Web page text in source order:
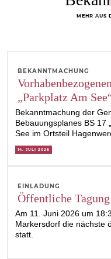
MEHR AUS
BEKANNTMACHUNG
„Parkplatz Am
Bekanntmachung der
Bebauungsplanes BS 17
See im Ortsteil
14. JULI 2026
EINLADUNG
Öffentliche
Am 11. Juni 2026 um
Markersdorf die nächste
statt.